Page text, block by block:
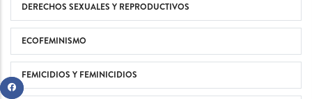
DERECHOS SEXUALES Y REPRODUCTIVOS
ECOFEMINISMO
FEMICIDIOS Y FEMINICIDIOS